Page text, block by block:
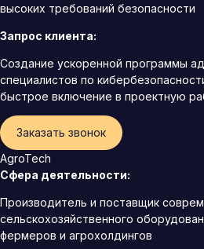
высоких требований безопасности
Запрос клиента:
Создание ускоренной программы
специалистов по
быстрое включение в проектную
Заказать звонок
AgroTech
Сфера деятельности:
Производитель и поставщик
сельскохозяйственного
фермеров и агрохолдингов